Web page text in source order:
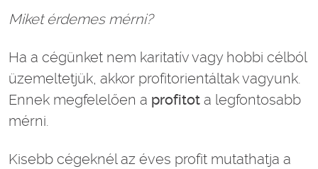
Miket érdemes mérni?
Ha a cégünket nem karitatív vagy hobbi célból
üzemeltetjük, akkor profitorientáltak vagyunk.
Ennek megfelelően a profitot a legfontosabb
mérni.
Kisebb cégeknél az éves profit mutathatja a